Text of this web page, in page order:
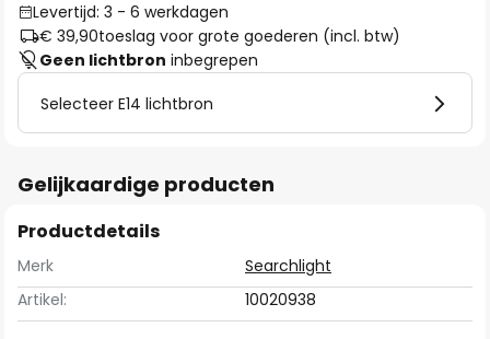
Levertijd: 3 - 6 werkdagen
€ 39,90toeslag voor grote goederen (incl. btw)
Geen lichtbron inbegrepen
Selecteer E14 lichtbron
Gelijkaardige producten
Productdetails
Merk
Searchlight
Artikel:
10020938